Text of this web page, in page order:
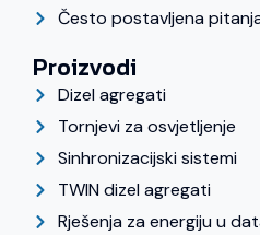
Često postavljena
Proizvodi
Dizel agregati
Tornjevi za osvjetljenje
Sinhronizacijski sistemi
TWIN dizel agregati
Rješenja za energiju u